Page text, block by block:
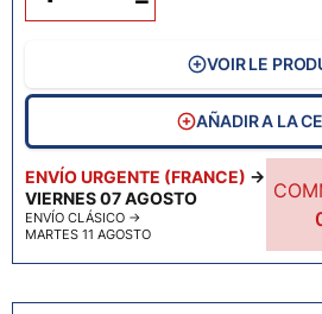
ENVÍO URGENTE (FRANCE) →
VIERNES 07 AGOSTO
ENVÍO CLÁSICO →
MARTES 11 AGOSTO
VOIR LE
AÑADIR A LA